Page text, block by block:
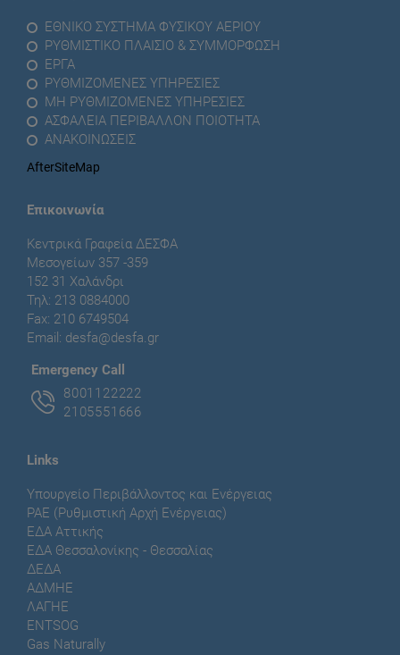
ΕΘΝΙΚΟ ΣΥΣΤΗΜΑ ΦΥΣΙΚΟΥ ΑΕΡΙΟΥ
ΡΥΘΜΙΣΤΙΚΟ ΠΛΑΙΣΙΟ & ΣΥΜΜΟΡΦΩΣΗ
ΕΡΓΑ
ΡΥΘΜΙΖΟΜΕΝΕΣ ΥΠΗΡΕΣΙΕΣ
ΜΗ ΡΥΘΜΙΖΟΜΕΝΕΣ ΥΠΗΡΕΣΙΕΣ
ΑΣΦΑΛΕΙΑ ΠΕΡΙΒΑΛΛΟΝ ΠΟΙΟΤΗΤΑ
ΑΝΑΚΟΙΝΩΣΕΙΣ
AfterSiteMap
Επικοινωνία
Κεντρικά Γραφεία ΔΕΣΦΑ
Μεσογείων 357 -359
152 31 Χαλάνδρι
Τηλ: 213 0884000
Fax: 210 6749504
Email: desfa@desfa.gr
Εmergency Call
8001122222
2105551666
Links
Υπουργείο Περιβάλλοντος και Ενέργειας
ΡΑΕ (Ρυθμιστική Αρχή Ενέργειας)
ΕΔΑ Αττικής
ΕΔΑ Θεσσαλονίκης - Θεσσαλίας
ΔΕΔΑ
ΑΔΜΗΕ
ΛΑΓΗΕ
ENTSOG
Gas Naturally